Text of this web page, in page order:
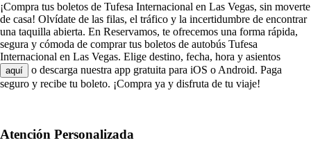
¡Compra tus boletos de Tufesa Internacional en Las Vegas, sin moverte
de casa! Olvídate de las filas, el tráfico y la incertidumbre de encontrar
una taquilla abierta. En Reservamos, te ofrecemos una forma rápida,
segura y cómoda de comprar tus boletos de autobús Tufesa
Internacional en Las Vegas. Elige destino, fecha, hora y asientos
aquí
o descarga nuestra app gratuita para iOS o Android. Paga
seguro y recibe tu boleto. ¡Compra ya y disfruta de tu viaje!
Atención Personalizada